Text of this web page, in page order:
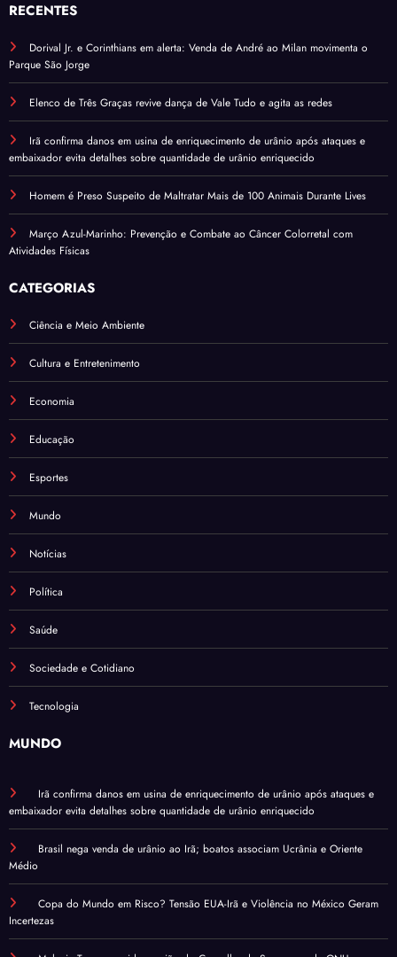
RECENTES
Dorival Jr. e Corinthians em alerta: Venda de André ao Milan movimenta o
Parque São Jorge
Elenco de Três Graças revive dança de Vale Tudo e agita as redes
Irã confirma danos em usina de enriquecimento de urânio após ataques e
embaixador evita detalhes sobre quantidade de urânio enriquecido
Homem é Preso Suspeito de Maltratar Mais de 100 Animais Durante Lives
Março Azul-Marinho: Prevenção e Combate ao Câncer Colorretal com
Atividades Físicas
CATEGORIAS
Ciência e Meio Ambiente
Cultura e Entretenimento
Economia
Educação
Esportes
Mundo
Notícias
Política
Saúde
Sociedade e Cotidiano
Tecnologia
MUNDO
Irã confirma danos em usina de enriquecimento de urânio após ataques e
embaixador evita detalhes sobre quantidade de urânio enriquecido
Brasil nega venda de urânio ao Irã; boatos associam Ucrânia e Oriente
Médio
Copa do Mundo em Risco? Tensão EUA-Irã e Violência no México Geram
Incertezas